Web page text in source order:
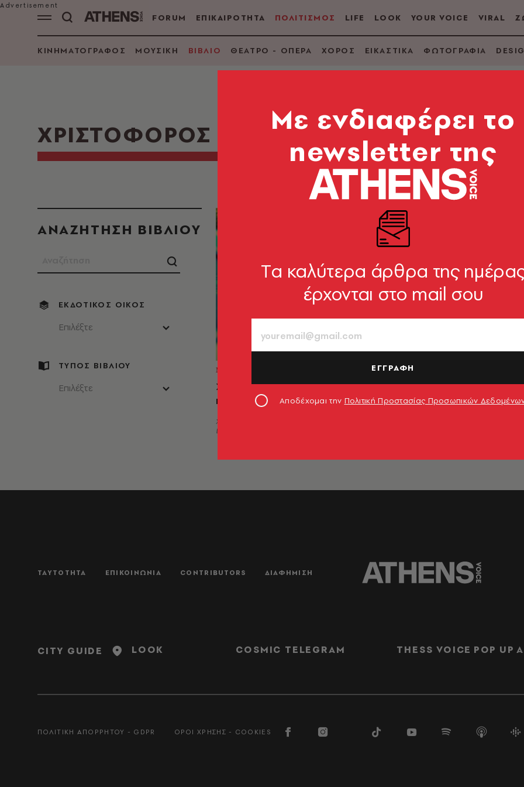
FORUM ΕΠΙΚΑΙΡΟΤΗΤΑ ΠΟΛΙΤΙΣΜΟΣ LIFE LOOK YOUR VOICE VIRAL
ΚΙΝΗΜΑΤΟΓΡΑΦΟΣ ΜΟΥΣΙΚΗ ΒΙΒΛΙΟ ΘΕΑΤΡΟ - ΟΠΕΡΑ ΧΟΡΟΣ ΕΙΚΑΣΤΙΚΑ ΦΩΤΟΓΡΑΦΙΑ
ΧΡΙΣΤΟΦΟΡΟΣ ΒΕΙΝΟΓΛΟΥ
ΑΝΑΖΗΤΗΣΗ ΒΙΒΛΙΟΥ
ΕΚΔΟΤΙΚΌΣ ΟΊΚΟΣ
Επιλέξτε
ΤΥΠΟΣ ΒΙΒΛΙΟΥ
Επιλέξτε
ΜΥΘΙΣΤΟΡΗΜΑ
Συζυγικό
καθήκον
Χριστόφορος
Βεϊνόγλου
ΤΑΥΤΟΤΗΤΑ ΕΠΙΚΟΙΝΩΝΙΑ CONTRIBUTORS ΔΙΑΦΗΜΙΣΗ
CITY GUIDE LOOK COSMIC TELEGRAM THESS VOICE POP UP
ΠΟΛΙΤΙΚΗ ΑΠΟΡΡΗΤΟΥ - GDPR ΟΡΟΙ ΧΡΗΣΗΣ - COOKIES
Mε ενδιαφέρει το
newsletter της
Tα καλύτερα άρθρα της
έρχονται στο mail σου
ΕΓΓΡΑΦΗ
Αποδέχομαι την Πολιτική Προστασίας Προσωπικών